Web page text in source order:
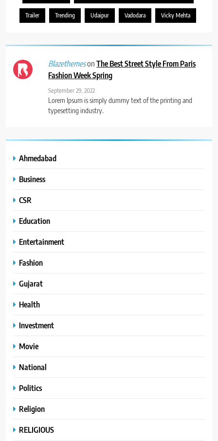
Trailer Trending Udaipur Vadodara Vicky Mehta
BlazethemesonThe Best Street Style From Paris
Fashion Week Spring
September 29, 2022
Lorem Ipsum is simply dummy text of the printing and
typesetting industry.
Ahmedabad
Business
CSR
Education
Entertainment
Fashion
Gujarat
Health
Investment
Movie
National
Politics
Religion
RELIGIOUS